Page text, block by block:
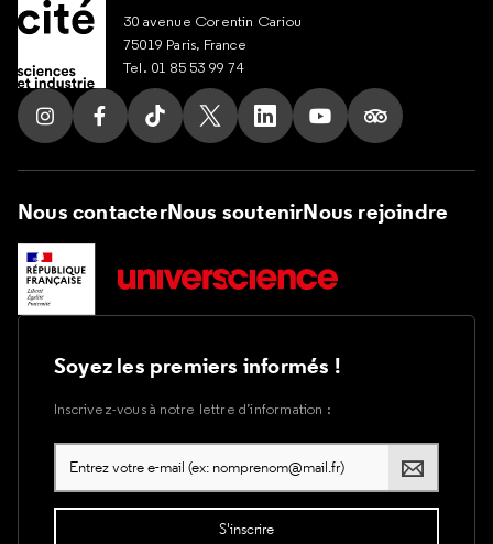
30 avenue Corentin Cariou
75019 Paris, France
Tel. 01 85 53 99 74
Suivez nous sur Instagram
Suivez nous sur Facebook
Suivez nous sur Tik Tok
Suivez nous sur X
Suivez nous sur LinkedIn
Suivez nous sur
Suivez nous
Nous contacterNous soutenirNous rejoindre
Soyez les premiers informés !
Inscrivez-vous à notre lettre d’information :